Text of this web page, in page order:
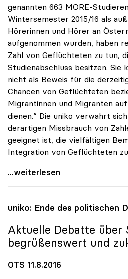
genannten 663 MORE-
Wintersemester 2015/16 als
Hörerinnen und Hörer an
aufgenommen wurden, haben
Zahl von Geflüchteten zu tun,
Studienabschluss besitzen. Sie
nicht als Beweis für die
Chancen von Geflüchteten
Migrantinnen und Migranten
dienen.“ Die uniko verwahrt
derartigen Missbrauch von
geeignet ist, die vielfältigen
Integration von Geflüchteten
uniko verwahrt sich gegen
...weiterlesen
uniko: Ende des politischen
Aktuelle Debatte über
begrüßenswert und
OTS 11.8.2016